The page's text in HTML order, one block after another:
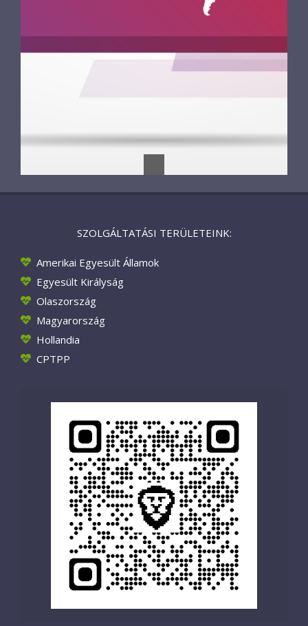
SZOLGÁLTATÁSI TERÜLETEINK:
Amerikai Egyesült Államok
Egyesült Királyság
Olaszország
Magyarország
Hollandia
CPTPP